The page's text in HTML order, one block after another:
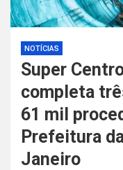
NOTÍCIAS
Super
completa
61 mil
Prefeitura
Janeiro